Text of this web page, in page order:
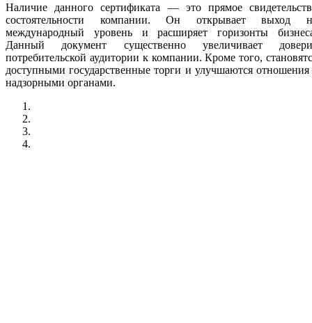
Наличие данного сертификата — это прямое
состоятельности компании. Он открывает выход
международный уровень и расширяет горизонты
Данный документ существенно увеличивает
потребительской аудитории к компании. Кроме того,
доступными государственные торги и улучшаются отношения
надзорными органами.